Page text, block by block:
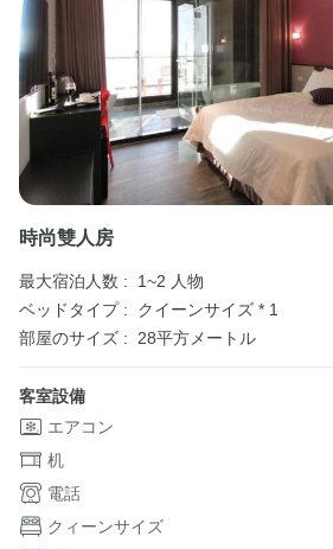
時尚雙人房
最大宿泊人数 :
1~2 人物
ベッドタイプ :
クイーンサイズ * 1
部屋のサイズ :
28平方メートル
客室設備
エアコン
机
電話
クィーンサイズ